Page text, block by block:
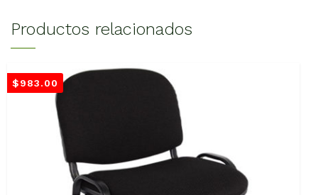
Productos relacionados
$983.00